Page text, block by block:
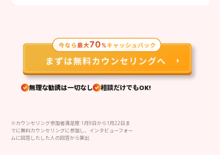
無理な勧誘は一切なし 相談だけでもOK!
※カウンセリング参加者満足度:1月9日から1月22日ま
でに無料カウンセリングに参加し、インタビューフォー
ムに回答したした人の回答から算出